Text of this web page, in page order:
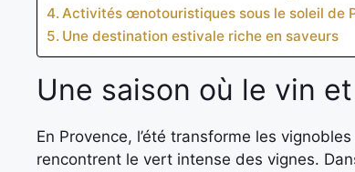
Activités œnotouristiques sous le soleil de
Une destination estivale riche en saveurs
Une saison où le vin
En Provence, l’été transforme les
rencontrent le vert intense des vignes.